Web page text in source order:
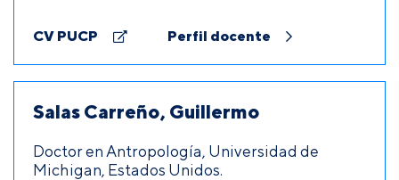
CV PUCP Perfil docente
Salas Carreño, Guillermo
Doctor en Antropología, Universidad de
Michigan, Estados Unidos.